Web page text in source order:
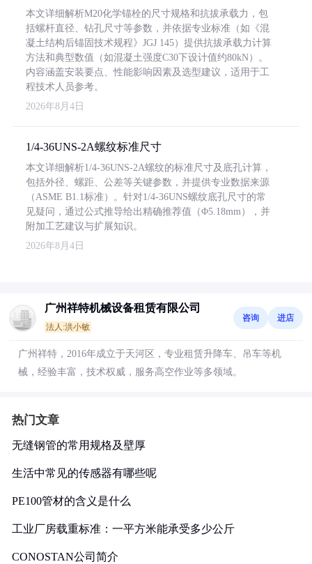
本文详细解析M20化学锚栓的尺寸规格和抗拔承载力，包
括螺杆直径、钻孔尺寸等参数，并依据专业标准（如《混
凝土结构后锚固技术规程》JGJ 145）提供抗拔承载力计算
方法和典型数值（如混凝土强度C30下设计值约80kN）。
内容涵盖安装要点、性能影响因素及选型建议，适用于工
程技术人员参考。
2026年8月4日
1/4-36UNS-2A螺纹标准尺寸
本文详细解析1/4-36UNS-2A螺纹的标准尺寸及底孔计算，
包括外径、螺距、公差等关键参数，并提供专业数据来源
（ASME B1.1标准）。针对1/4-36UNS螺纹底孔尺寸的常
见疑问，通过公式推导给出精确推荐值（Φ5.18mm），并
附加工艺建议与扩展知识。
2026年8月4日
广州祥特机械设备租赁有限公司
法人:洪小敏
咨询 进店
广州祥特，2016年成立于天河区，专业租赁升降车、吊车等机
械，经验丰富，技术权威，服务高空作业等多领域。
热门文章
无缝钢管的常用规格及壁厚
生活中常见的传感器有哪些呢
PE100管材的含义是什么
工业厂房载重标准：一平方米能承受多少公斤
CONOSTAN公司简介